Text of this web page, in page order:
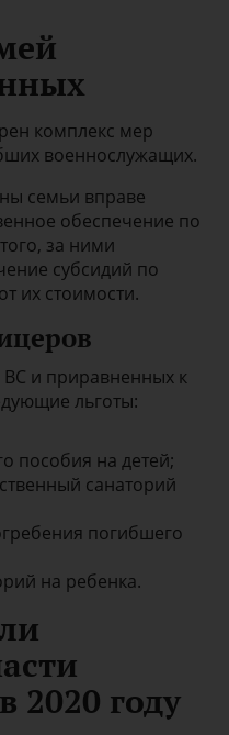
комплекс мер
военнослужащих.
семьи вправе
обеспечение по
за ними
субсидий по
их стоимости.
и приравненных к
льготы:
пособия на детей;
санаторий
погибшего
на ребенка.
2020 году